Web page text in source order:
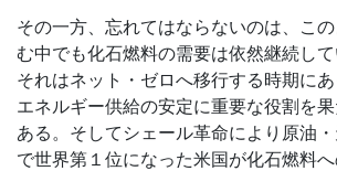
その一方、忘れてはならないのは、こ
む中でも化石燃料の需要は依然継続して
それはネット・ゼロへ移行する時期に
エネルギー供給の安定に重要な役割を
ある。そしてシェール革命により原油
で世界第１位になった米国が化石燃料